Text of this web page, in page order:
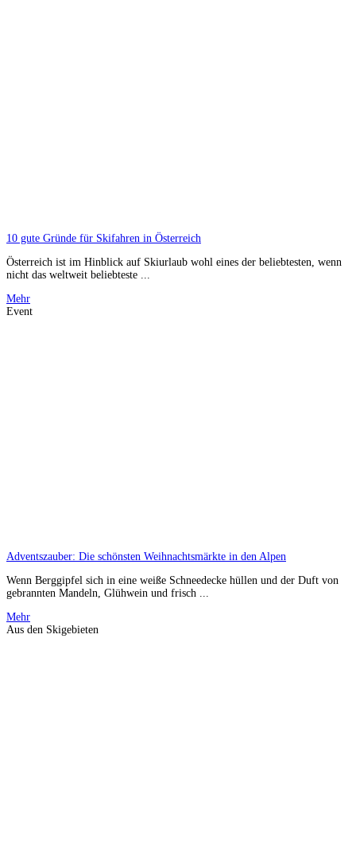
10 gute Gründe für Skifahren in Österreich
Österreich ist im Hinblick auf Skiurlaub wohl eines der beliebtesten, wenn
nicht das weltweit beliebteste ...
Mehr
Event
Adventszauber: Die schönsten Weihnachtsmärkte in den Alpen
Wenn Berggipfel sich in eine weiße Schneedecke hüllen und der Duft von
gebrannten Mandeln, Glühwein und frisch ...
Mehr
Aus den Skigebieten